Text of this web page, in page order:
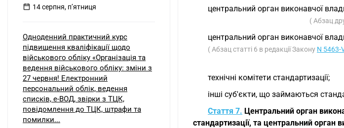
центральний орган виконавчої
( Абзац
центральний орган виконавчої
( Абзац статті 6 в редакції Закону N 5463-
технічні комітети стандартизації;
інші суб'єкти, що займаються
Стаття 7. Центральний орган
стандартизації, та центральний орган
14 серпня, пʼятниця
Одноденний практичний курс
підвищення кваліфікації щодо
військового обліку «Організація та
ведення військового обліку: зміни з
27 червня! Електронний
персональний облік, ведення
списків, е-ВОД, звірки з ТЦК,
повідомлення до ТЦК, штрафи та
помилки...